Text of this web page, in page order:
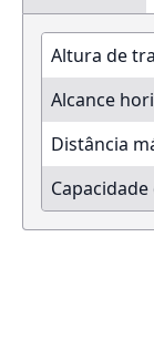
Altura de
Alcance
Distância